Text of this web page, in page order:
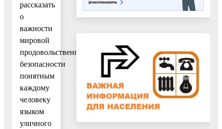
рассказать
о
важности
мировой
продовольственной
безопасности
понятным
каждому
человеку
языком
уличного